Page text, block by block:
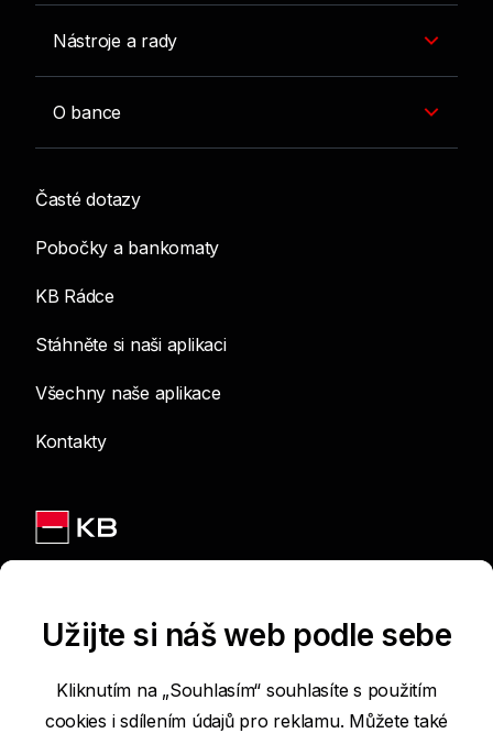
Nástroje a rady
O bance
Časté dotazy
Pobočky a bankomaty
KB Rádce
Stáhněte si naši aplikaci
Všechny naše aplikace
Kontakty
Užijte si náš web podle sebe
Kliknutím na „Souhlasím“ souhlasíte s použitím
cookies i sdílením údajů pro reklamu. Můžete také